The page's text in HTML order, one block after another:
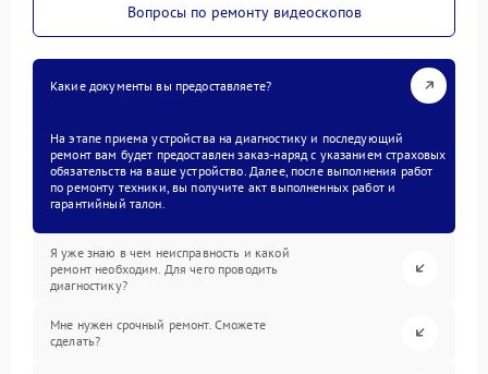
Вопросы по ремонту видеоскопов
Какие документы вы предоставляете?
На этапе приема устройства на диагностику и последующий
ремонт вам будет предоставлен заказ-наряд с указанием страховых
обязательств на ваше устройство. Далее, после выполнения работ
по ремонту техники, вы получите акт выполненных работ и
гарантийный талон.
Я уже знаю в чем неисправность и какой
ремонт необходим. Для чего проводить
диагностику?
Мне нужен срочный ремонт. Сможете
сделать?